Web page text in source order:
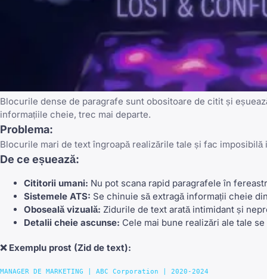
Blocurile dense de paragrafe sunt obositoare de citit și
informațiile cheie, trec mai departe.
Problema:
Blocurile mari de text îngroapă realizările tale și fac
De ce eșuează:
Cititorii umani: Nu pot scana rapid paragrafele în
Sistemele ATS: Se chinuie să extragă informații cheie
Oboseală vizuală: Zidurile de text arată intimidant și
Detalii cheie ascunse: Cele mai bune realizări ale tale
❌ Exemplu prost (Zid de text):
MANAGER DE MARKETING | ABC Corporation | 2020-2024